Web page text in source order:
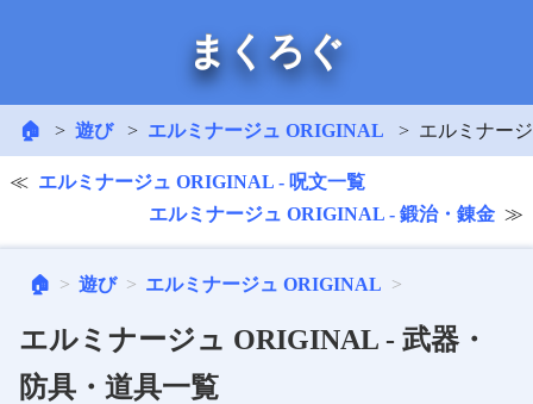
まくろぐ
🏠 遊び エルミナージュ ORIGINAL エルミナー
エルミナージュ ORIGINAL - 呪文一覧
エルミナージュ ORIGINAL - 鍛治・錬金
🏠 遊び エルミナージュ ORIGINAL
エルミナージュ ORIGINAL - 武器・
防具・道具一覧